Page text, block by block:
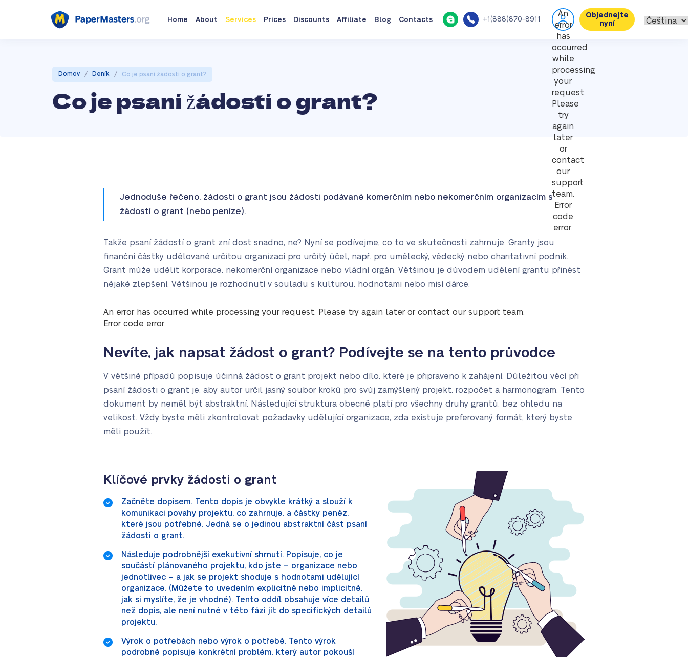
Home About Services Prices Discounts Affiliate Blog Contacts +1(888)870-8911
An
error
has
occurred
while
processing
your
request.
Please
try
again
later
or
contact
our
support
team.
Error
code
error:
Objednejte
nyní
Domov / Deník / Co je psaní žádostí o grant?
Co je psaní žádostí o grant?
Jednoduše řečeno, žádosti o grant jsou žádosti podávané komerčním nebo nekomerčním organizacím s
žádostí o grant (nebo peníze).
Takže psaní žádostí o grant zní dost snadno, ne? Nyní se podívejme, co to ve skutečnosti zahrnuje. Granty jsou
finanční částky udělované určitou organizací pro určitý účel, např. pro umělecký, vědecký nebo charitativní podnik.
Grant může udělit korporace, nekomerční organizace nebo vládní orgán. Většinou je důvodem udělení grantu přinést
nějaké zlepšení. Většinou je rozhodnutí v souladu s kulturou, hodnotami nebo misí dárce.
An error has occurred while processing your request. Please try again later or contact our support team.
Error code error:
Nevíte, jak napsat žádost o grant? Podívejte se na tento průvodce
V většině případů popisuje účinná žádost o grant projekt nebo dílo, které je připraveno k zahájení. Důležitou věcí při
psaní žádosti o grant je, aby autor určil jasný soubor kroků pro svůj zamýšlený projekt, rozpočet a harmonogram. Tento
dokument by neměl být abstraktní. Následující struktura obecně platí pro všechny druhy grantů, bez ohledu na
velikost. Vždy byste měli zkontrolovat požadavky udělující organizace, zda existuje preferovaný formát, který byste
měli použít.
Klíčové prvky žádosti o grant
Začněte dopisem. Tento dopis je obvykle krátký a slouží k
komunikaci povahy projektu, co zahrnuje, a částky peněz,
které jsou potřebné. Jedná se o jedinou abstraktní část psaní
žádosti o grant.
Následuje podrobnější exekutivní shrnutí. Popisuje, co je
součástí plánovaného projektu, kdo jste – organizace nebo
jednotlivec – a jak se projekt shoduje s hodnotami udělující
organizace. (Můžete to uvedením explicitně nebo implicitně,
jak si myslíte, že je vhodné). Tento oddíl obsahuje více detailů
než dopis, ale není nutné v této fázi jít do specifických detailů
projektu.
Výrok o potřebách nebo výrok o potřebě. Tento výrok
podrobně popisuje konkrétní problém, který autor pokouší